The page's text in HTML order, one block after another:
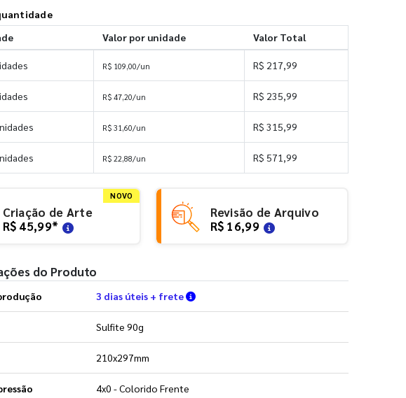
Valor por unidade Valor Total
2 unidades R$ 109,00/un R$ 217,99
5 unidades R$ 47,20/un R$ 235,99
10 unidades R$ 31,60/un R$ 315,99
25 unidades R$ 22,88/un R$ 571,99
NOVO
Criação de Arte
R$ 45,99*
Revisão de Arquivo
R$ 16,99
do Produto
3 dias úteis + frete Verifique as condições de entrega
Sulfite 90g
210x297mm
4x0 - Colorido Frente